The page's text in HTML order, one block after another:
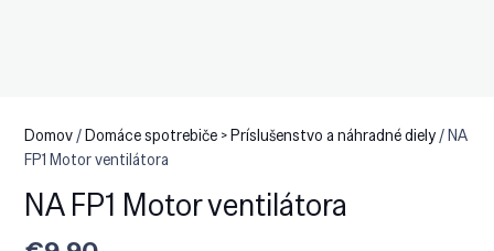
Domov/Domáce spotrebiče > Príslušenstvo a náhradné diely/ NA
FP1 Motor ventilátora
NA FP1 Motor ventilátora